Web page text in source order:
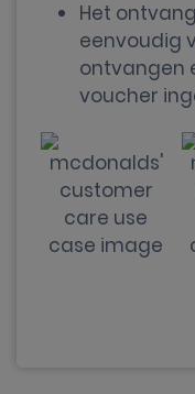
Het
eenvoudig
ontvangen
voucher